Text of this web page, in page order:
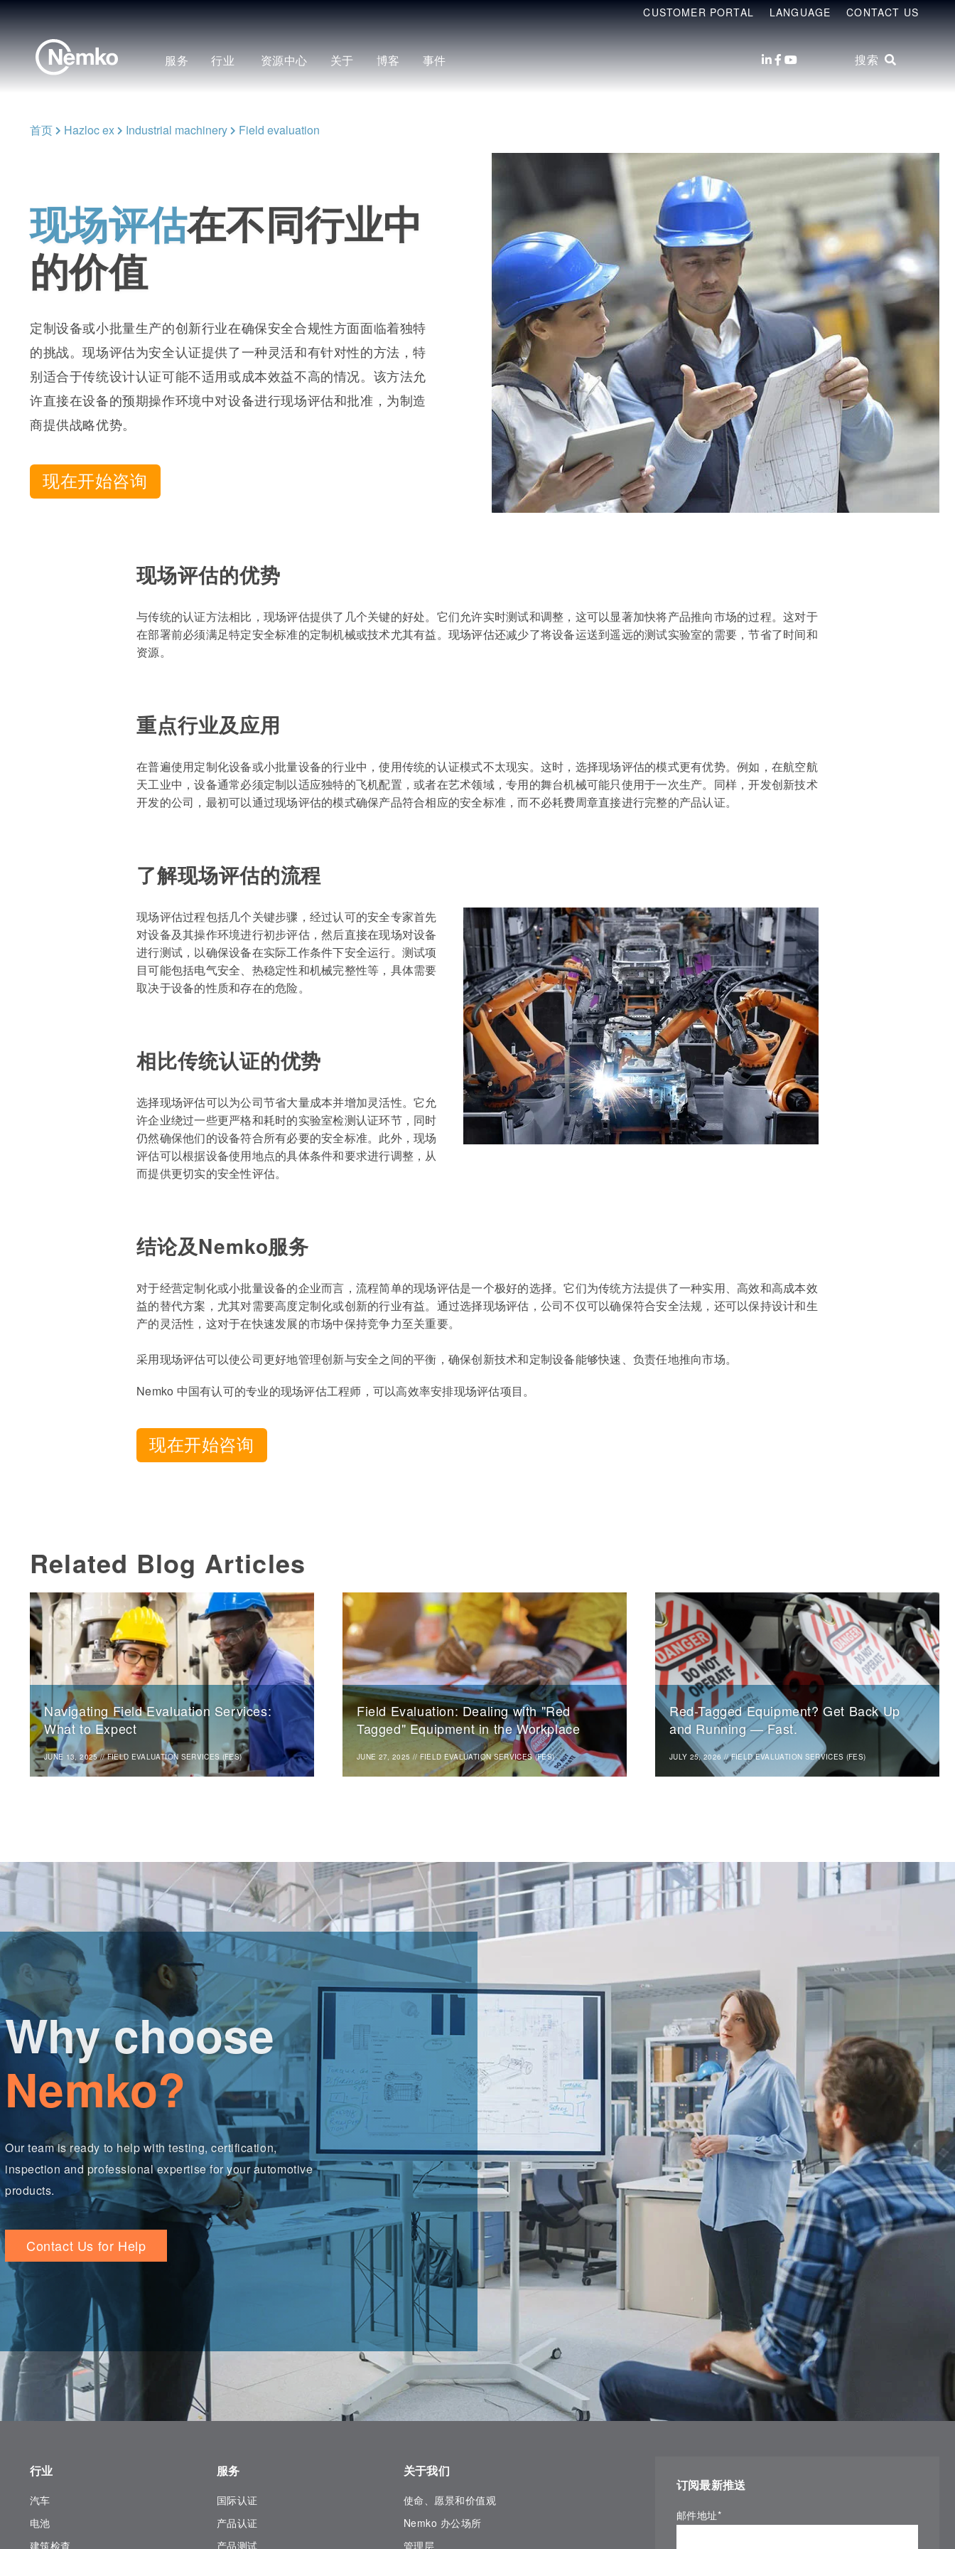
CUSTOMER PORTAL LANGUAGE CONTACT US
服务 行业 资源中心 关于 博客 事件 搜索
首页 Hazloc ex Industrial machinery Field evaluation
现场评估在不同行业中
的价值
定制设备或小批量生产的创新行业在确保安全合规性方面面临着独特
的挑战。现场评估为安全认证提供了一种灵活和有针对性的方法，特
别适合于传统设计认证可能不适用或成本效益不高的情况。该方法允
许直接在设备的预期操作环境中对设备进行现场评估和批准，为制造
商提供战略优势。
现在开始咨询
现场评估的优势
与传统的认证方法相比，现场评估提供了几个关键的好处。它们允许实时测试和调整，这可以显著加快将产品推向市场的过程。这对于
在部署前必须满足特定安全标准的定制机械或技术尤其有益。现场评估还减少了将设备运送到遥远的测试实验室的需要，节省了时间和
资源。
重点行业及应用
在普遍使用定制化设备或小批量设备的行业中，使用传统的认证模式不太现实。这时，选择现场评估的模式更有优势。例如，在航空航
天工业中，设备通常必须定制以适应独特的飞机配置，或者在艺术领域，专用的舞台机械可能只使用于一次生产。同样，开发创新技术
开发的公司，最初可以通过现场评估的模式确保产品符合相应的安全标准，而不必耗费周章直接进行完整的产品认证。
了解现场评估的流程
现场评估过程包括几个关键步骤，经过认可的安全专家首先
对设备及其操作环境进行初步评估，然后直接在现场对设备
进行测试，以确保设备在实际工作条件下安全运行。测试项
目可能包括电气安全、热稳定性和机械完整性等，具体需要
取决于设备的性质和存在的危险。
相比传统认证的优势
选择现场评估可以为公司节省大量成本并增加灵活性。它允
许企业绕过一些更严格和耗时的实验室检测认证环节，同时
仍然确保他们的设备符合所有必要的安全标准。此外，现场
评估可以根据设备使用地点的具体条件和要求进行调整，从
而提供更切实的安全性评估。
结论及Nemko服务
对于经营定制化或小批量设备的企业而言，流程简单的现场评估是一个极好的选择。它们为传统方法提供了一种实用、高效和高成本效
益的替代方案，尤其对需要高度定制化或创新的行业有益。通过选择现场评估，公司不仅可以确保符合安全法规，还可以保持设计和生
产的灵活性，这对于在快速发展的市场中保持竞争力至关重要。
采用现场评估可以使公司更好地管理创新与安全之间的平衡，确保创新技术和定制设备能够快速、负责任地推向市场。
Nemko 中国有认可的专业的现场评估工程师，可以高效率安排现场评估项目。
现在开始咨询
Related Blog Articles
Navigating Field Evaluation Services:
What to Expect
JUNE 13, 2025 //FIELD EVALUATION SERVICES (FES)
Field Evaluation: Dealing with "Red
Tagged" Equipment in the Workplace
JUNE 27, 2025 //FIELD EVALUATION SERVICES (FES)
Red-Tagged Equipment? Get Back Up
and Running — Fast.
JULY 25, 2026 //FIELD EVALUATION SERVICES (FES)
Why choose
Nemko?
Our team is ready to help with testing, certification,
inspection and professional expertise for your automotive
products.
Contact Us for Help
行业
汽车
电池
建筑检查
服务
国际认证
产品认证
产品测试
关于我们
使命、愿景和价值观
Nemko 办公场所
管理层
订阅最新推送
邮件地址*